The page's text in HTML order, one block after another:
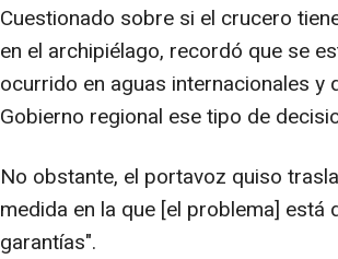
Cuestionado sobre si el crucero
en el archipiélago, recordó que se
ocurrido en aguas internacionales
Gobierno regional ese tipo de
No obstante, el portavoz quiso
medida en la que [el problema]
garantías".